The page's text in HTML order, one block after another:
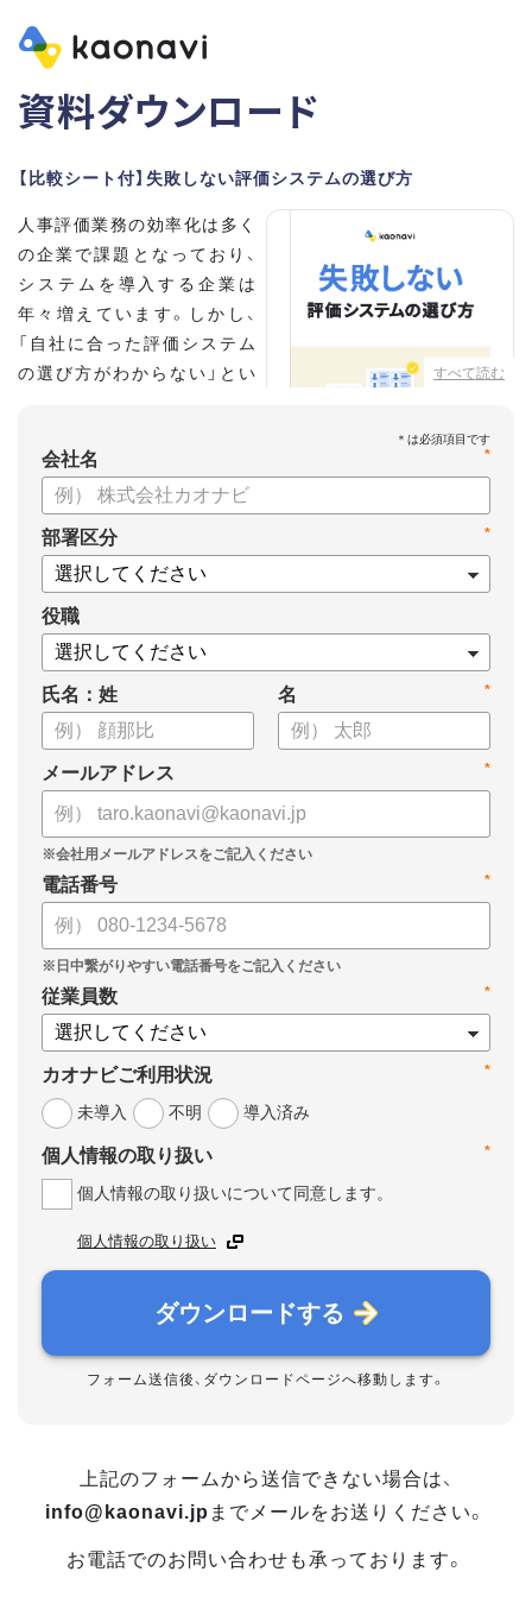
資料ダウンロード
【比較シート付】失敗しない評価システムの選び方
すべて読む
人事評価業務の効率化は多く
の企業で課題となっており、
システムを導入する企業は
年々増えています。しかし、
「自社に合った評価システム
の選び方がわからない」とい
こちらの資料では、
・人事評価システムが必要な企業の特徴
・導入検討に必要な3つの視点
・7つの選定ポイント
についてまとめましたので、ぜひお役立てください。
*
会社名
*
部署区分
役職
氏名：姓 *
名
*
メールアドレス
*
電話番号
*
従業員数
*
カオナビご利用状況
未導入
不明 導入済み
*
個人情報の取り扱い
個人情報の取り扱いについて同意します。
個人情報の取り扱い
ダウンロードする
フォーム送信後、ダウンロードページへ移動します。
上記のフォームから送信できない場合は、
info@kaonavi.jp までメールをお送りください。
お電話でのお問い合わせも承っております。